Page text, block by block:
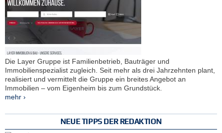
Die Layer Gruppe ist Familienbetrieb, Bauträger und
Immobilienspezialist zugleich. Seit mehr als drei Jahrzehnten plant,
realisiert und vermittelt die Gruppe ein breites Angebot an
Immobilien – vom Eigenheim bis zum Grundstück.
mehr ›
NEUE TIPPS DER REDAKTION